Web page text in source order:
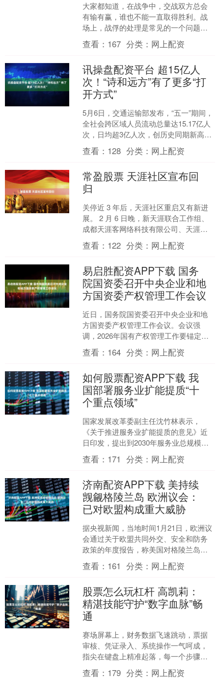
大家都知道，在战争中，交战双方总会
有输有赢，谁也不能一直取得胜利。战
场上，战俘的处理是常见的一个问题。
为了防止他们重新回到战场继续作战，
通常俘虏们都会被关押起来....
查看： 167 分类： 网上配资
讯操盘配资平台 超15亿人
次！“诗和远方”有了更多“打
开方式”
5月6日，交通运输部发布，“五一”期间，
全社会跨区域人员流动总量达15.17亿人
次，日均超3亿人次，创历史同期新高。
“五一”期间，升级高速公路充电设施，增
加热....
查看： 128 分类： 网上配资
常盈股票 天涯社区宣布回
归
关停近 3 年后，天涯社区重启又有新进
展。 2 月 6 日晚，新天涯联合工作组、
成都天涯客网络科技有限公司、天涯好
东西（海南）电子商务有限公司发布联
合公告称，正....
查看： 122 分类： 网上配资
易启胜配资APP下载 国务
院国资委召开中央企业和地
方国资委产权管理工作会议
近日，国务院国资委召开中央企业和地
方国资委产权管理工作会议。会议强
调，2026年国有产权管理工作要锚定穿
透监管、高质量发展、管理提升等目
标，在完善产权登记、加强....
查看： 164 分类： 网上配资
如何股票配资APP下载 我
国部署服务业扩能提质“十
个重点领域”
国家发展改革委副主任沈竹林表示，
《关于推进服务业扩能提质的意见》近
日印发，提出到2030年服务业总规模迈
上100万亿元台阶，意味着将有超过20万
亿元的增量空间。....
查看： 171 分类： 网上配资
济南配资APP下载 美持续
觊觎格陵兰岛 欧洲议会：
已对欧盟构成重大威胁
据央视新闻，当地时间1月21日，欧洲议
会通过关于欧盟共同外交、安全和防务
政策的年度报告，称美国对格陵兰岛主
权的公开威胁以及相关外国干涉行为，
已对欧盟战略利益、大....
查看： 161 分类： 网上配资
股票怎么玩杠杆 高凯莉：
精湛技能守护“数字血脉”畅
通
赛场屏幕上，财务数据飞速跳动，票据
审核、凭证录入、系统操作一气呵成，
指尖在键盘上精准起落，每一个步骤都
严谨规范、分毫不差…… 去年7月，第八
届山西省能源行业职工....
查看： 179 分类： 网上配资